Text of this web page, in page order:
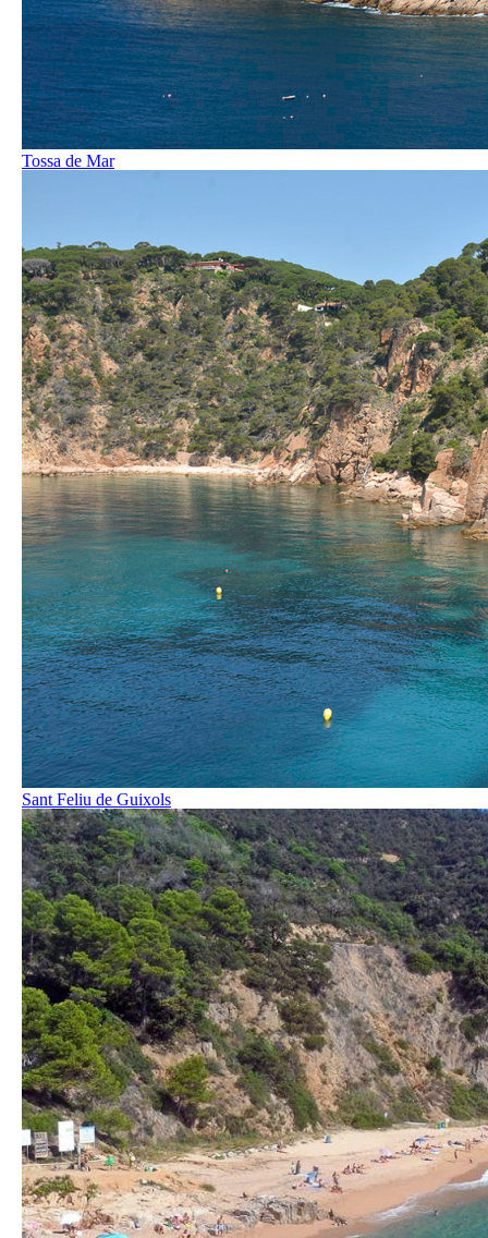
Tossa de Mar
Sant Feliu de Guixols